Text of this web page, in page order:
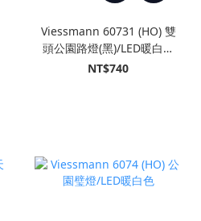
Viessmann 60731 (HO) 雙
頭公園路燈(黑)/LED暖白色
(插入式插座)
NT$740